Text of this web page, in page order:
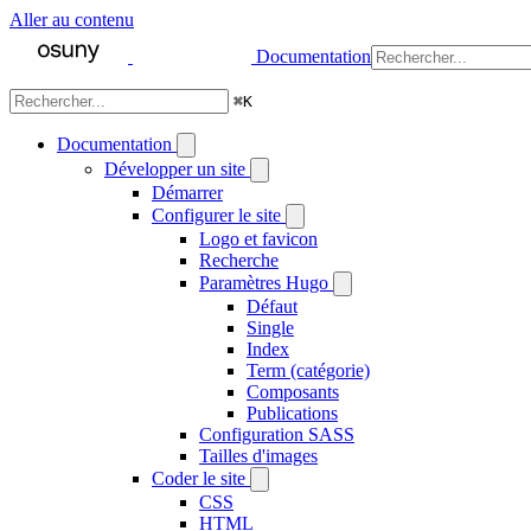
Aller au contenu
Documentation
⌘K
Documentation
Développer un site
Démarrer
Configurer le site
Logo et favicon
Recherche
Paramètres Hugo
Défaut
Single
Index
Term (catégorie)
Composants
Publications
Configuration SASS
Tailles d'images
Coder le site
CSS
HTML